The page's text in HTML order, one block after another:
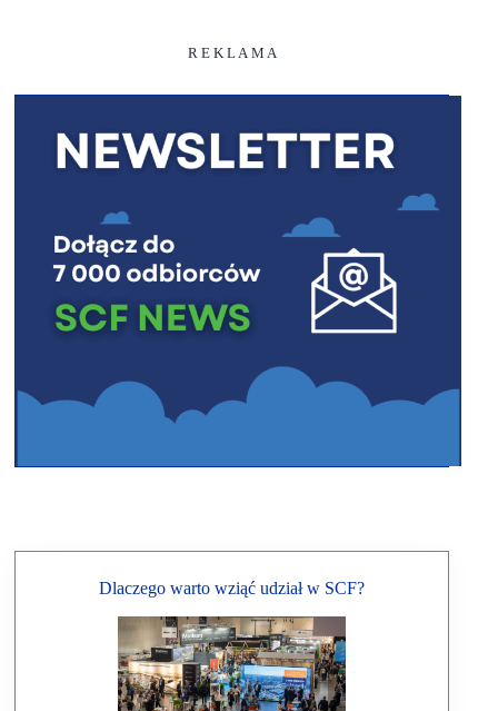
R E K L A M A
Dlaczego warto wziąć udział w SCF?